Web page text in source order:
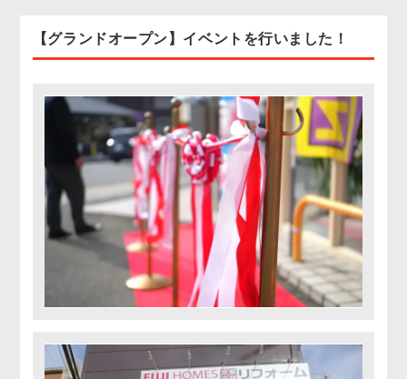
お客様の声
無料お見積り お問い合わせ
【グランドオープン】イベントを行いました！